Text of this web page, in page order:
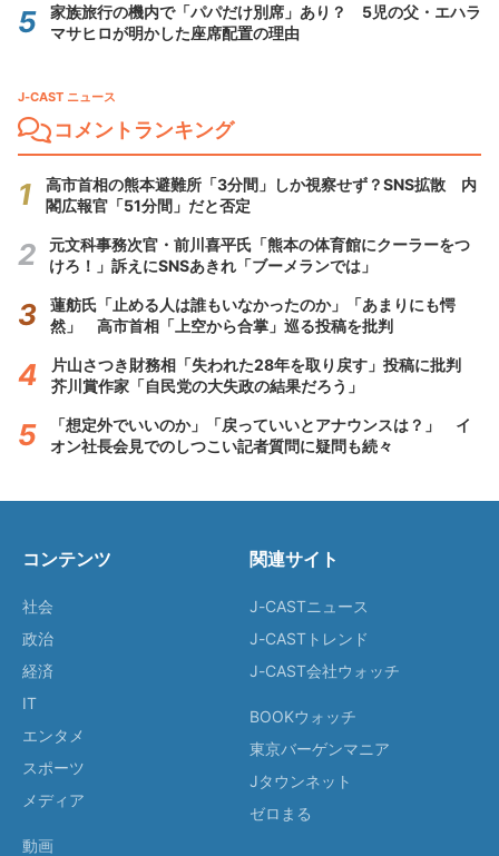
家族旅行の機内で「パパだけ別席」あり？ 5児の父・エハラ
マサヒロが明かした座席配置の理由
J-CAST ニュース
コメントランキング
高市首相の熊本避難所「3分間」しか視察せず？SNS拡散 内
閣広報官「51分間」だと否定
元文科事務次官・前川喜平氏「熊本の体育館にクーラーをつ
けろ！」訴えにSNSあきれ「ブーメランでは」
蓮舫氏「止める人は誰もいなかったのか」「あまりにも愕
然」 高市首相「上空から合掌」巡る投稿を批判
片山さつき財務相「失われた28年を取り戻す」投稿に批判
芥川賞作家「自民党の大失政の結果だろう」
「想定外でいいのか」「戻っていいとアナウンスは？」 イ
オン社長会見でのしつこい記者質問に疑問も続々
コンテンツ
社会
政治
経済
IT
エンタメ
スポーツ
メディア
動画
関連サイト
J-CASTニュース
J-CASTトレンド
J-CAST会社ウォッチ
BOOKウォッチ
東京バーゲンマニア
Jタウンネット
ゼロまる